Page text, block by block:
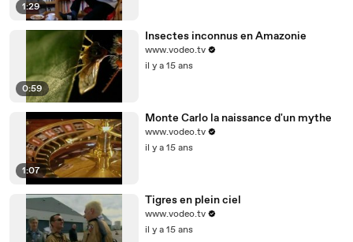
1:29
0:59
Insectes inconnus en Amazonie
www.vodeo.tv
il y a 15 ans
1:07
Monte Carlo la naissance d'un mythe
www.vodeo.tv
il y a 15 ans
Tigres en plein ciel
www.vodeo.tv
il y a 15 ans